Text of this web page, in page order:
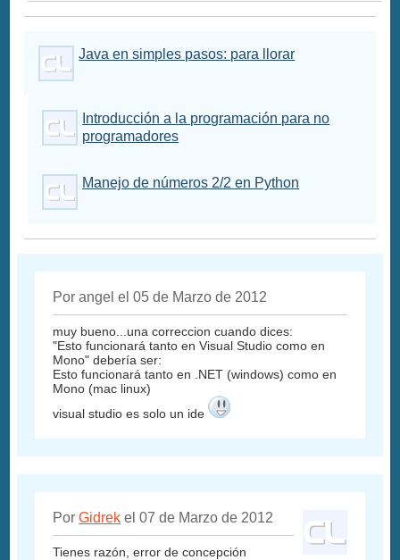
Java en simples pasos: para llorar
Introducción a la programación para no
programadores
Manejo de números 2/2 en Python
Por angel el 05 de Marzo de 2012
muy bueno...una correccion cuando dices:
"Esto funcionará tanto en Visual Studio como en
Mono" debería ser:
Esto funcionará tanto en .NET (windows) como en
Mono (mac linux)
visual studio es solo un ide
PorGidrek el 07 de Marzo de 2012
Tienes razón, error de concepción